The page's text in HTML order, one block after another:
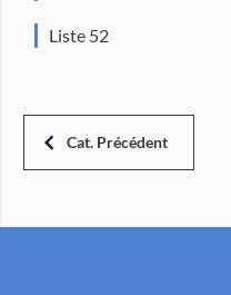
Liste 52
Cat. Précédent